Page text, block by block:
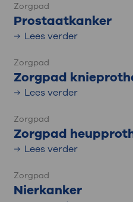
Zorgpad
Prostaatkanker
Lees verder
Zorgpad
Zorgpad
Lees verder
Zorgpad
Zorgpad
Lees verder
Zorgpad
Nierkanker